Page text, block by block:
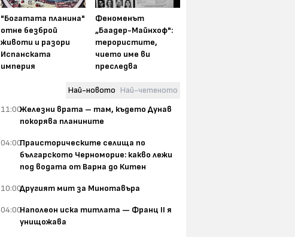
"Богатата планина"
отне безброй
животи и разори
Испанската
империя
Феноменът
„Баадер-Майнхоф":
терористите,
чието име ви
преследва
Най-новото Най-четеното
11:00Железни врата – там, където Дунав
покорява планините
04:00Праисторическите селища по
българското Черноморие: какво лежи
под водата от Варна до Китен
10:00Другият мит за Минотавъра
04:00Наполеон иска титлата — Франц II я
унищожава